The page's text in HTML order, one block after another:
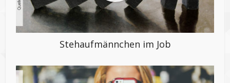
Stehaufmännchen im Job